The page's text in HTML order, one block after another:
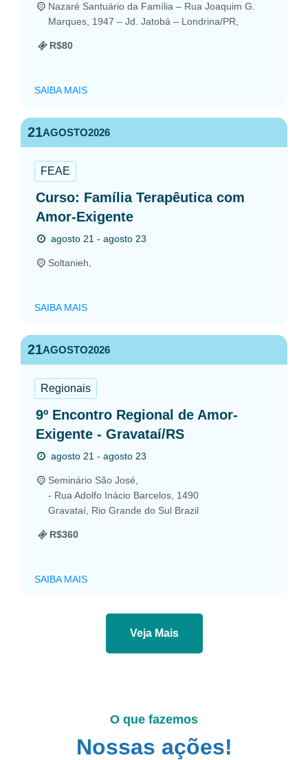
Nazaré Santuário da Família – Rua Joaquim G.
Marques, 1947 – Jd. Jatobá – Londrina/PR,
R$80
SAIBA MAIS
21AGOSTO2026
FEAE
Curso: Família Terapêutica com
Amor-Exigente
agosto 21 - agosto 23
Soltanieh,
SAIBA MAIS
21AGOSTO2026
Regionais
9º Encontro Regional de Amor-
Exigente - Gravataí/RS
agosto 21 - agosto 23
Seminário São José,
- Rua Adolfo Inácio Barcelos, 1490
Gravataí, Rio Grande do Sul Brazil
R$360
SAIBA MAIS
Veja Mais
O que fazemos
Nossas ações!